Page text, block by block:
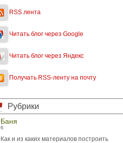
RSS лента
Читать блог через Google
Читать блог через Яндекс
Получать RSS-ленту на почту
Рубрики
Баня
6
Как и из каких материалов построить